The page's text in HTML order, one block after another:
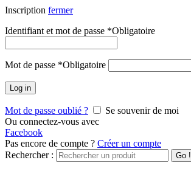
Inscription fermer
Identifiant et mot de passe *Obligatoire
Mot de passe *Obligatoire
Log in
Mot de passe oublié ?
Se souvenir de moi
Ou connectez-vous avec
Facebook
Pas encore de compte ? Créer un compte
Rechercher :
Go !